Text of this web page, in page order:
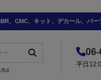
、CMC、キット、デカール、パー
64
平日